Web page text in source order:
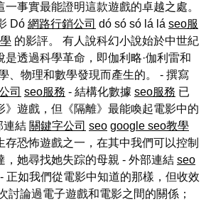
事實最能證明這款遊戲的卓越之處。
Dó 網路行銷公司 dó só só lá lá seo服
的影評。 有人說科幻小說始於中世紀
是透過科學革命，即伽利略·伽利雷和
、物理和數學發現而產生的。 - 撰寫
司 seo服務 - 結構化數據 seo服務 已
》遊戲，但《隔離》最能喚起電影中的
連結 關鍵字公司 seo google seo教學
存恐怖遊戲之一，在其中我們可以控制
，她尋找她失踪的母親 - 外部連結 seo
- 正如我們從電影中知道的那樣，但收效
討論過電子遊戲和電影之間的關係；